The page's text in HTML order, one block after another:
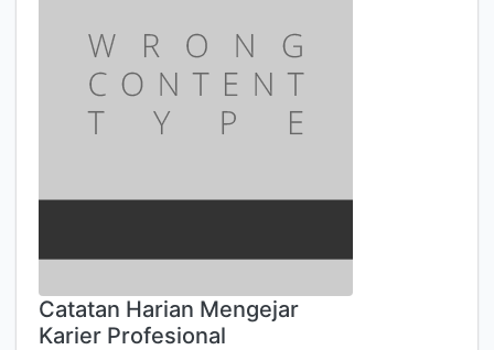
Catatan Harian Mengejar
Karier Profesional